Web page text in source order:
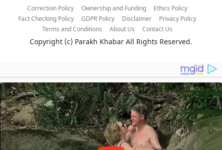
Correction Policy Ownership and Funding
Ethics Policy
Fact Checking Policy
GDPR Policy Disclaimer
Privacy Policy
Terms and Conditions
About Us Contact Us
Copyright (c) Parakh Khabar All Rights Reserved.